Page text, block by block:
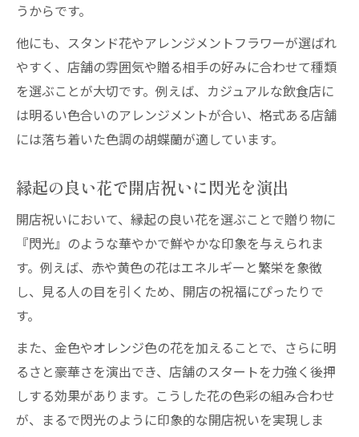
うからです。
他にも、スタンド花やアレンジメントフラワーが選ばれ
やすく、店舗の雰囲気や贈る相手の好みに合わせて種類
を選ぶことが大切です。例えば、カジュアルな飲食店に
は明るい色合いのアレンジメントが合い、格式ある店舗
には落ち着いた色調の胡蝶蘭が適しています。
縁起の良い花で開店祝いに閃光を演出
開店祝いにおいて、縁起の良い花を選ぶことで贈り物に
『閃光』のような華やかで鮮やかな印象を与えられま
す。例えば、赤や黄色の花はエネルギーと繁栄を象徴
し、見る人の目を引くため、開店の祝福にぴったりで
す。
また、金色やオレンジ色の花を加えることで、さらに明
るさと豪華さを演出でき、店舗のスタートを力強く後押
しする効果があります。こうした花の色彩の組み合わせ
が、まるで閃光のように印象的な開店祝いを実現しま